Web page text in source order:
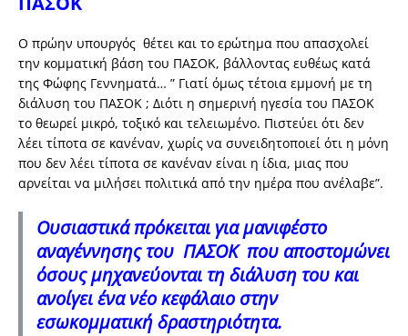
Ο πρώην υπουργός θέτει και το ερώτημα που απασχολεί
την κομματική βάση του ΠΑΣΟΚ, βάλλοντας ευθέως κατά
της Φώφης Γεννηματά… ” Γιατί όμως τέτοια εμμονή με τη
διάλυση του ΠΑΣΟΚ ; Διότι η σημερινή ηγεσία του ΠΑΣΟΚ
το θεωρεί μικρό, τοξικό και τελειωμένο. Πιστεύει ότι δεν
λέει τίποτα σε κανέναν, χωρίς να συνειδητοποιεί ότι η μόνη
που δεν λέει τίποτα σε κανέναν είναι η ίδια, μιας που
αρνείται να μιλήσει πολιτικά από την ημέρα που ανέλαβε”.
Ουσιαστικά πρόκειται γιαμανιφέστο
αναγέννησης του ΠΑΣΟΚπου αποστομώνει
όσους μηχανεύονται τη διάλυση του και
ανοίγει ένα νέο κεφάλαιο στην
εσωκομματική δραστηριότητα.